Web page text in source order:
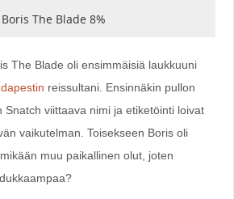
Boris The Blade 8%
The Blade oli ensimmäisiä laukkuuni
reissultani. Ensinnäkin pullon
Snatch viittaava nimi ja etiketöinti loivat
vaikutelman. Toisekseen Boris oli
muu paikallinen olut, joten